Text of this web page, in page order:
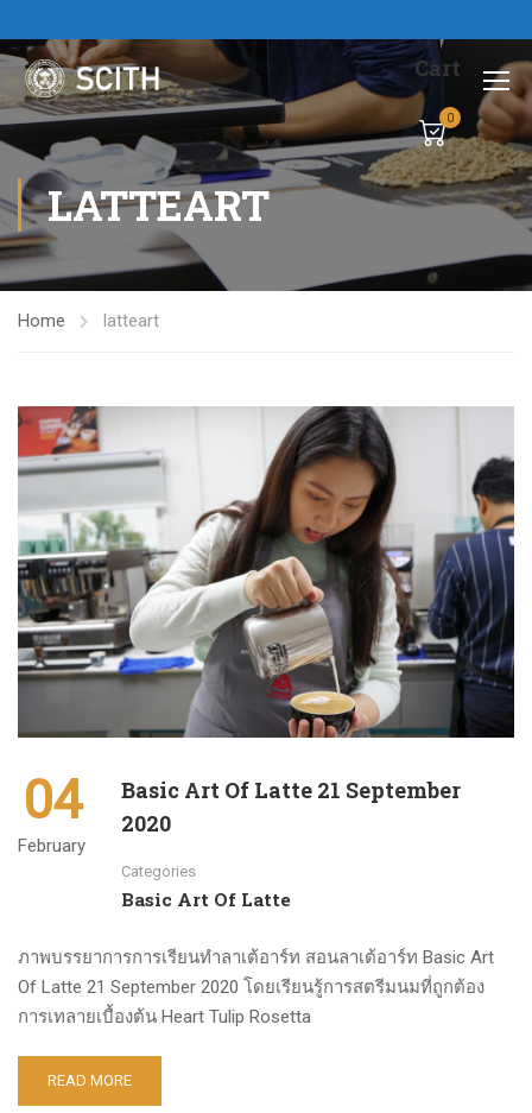
Cart
0
LATTEART
Home latteart
04
February
Basic Art Of Latte 21 September
2020
Categories
Basic Art Of Latte
ภาพบรรยาการการเรียนทำลาเต้อาร์ท สอนลาเต้อาร์ท Basic Art
Of Latte 21 September 2020 โดยเรียนรู้การสตรีมนมที่ถูกต้อง
การเทลายเบื้องต้น Heart Tulip Rosetta
READ MORE